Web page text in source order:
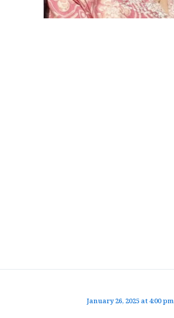
January 26, 2025 at 4:00 pm